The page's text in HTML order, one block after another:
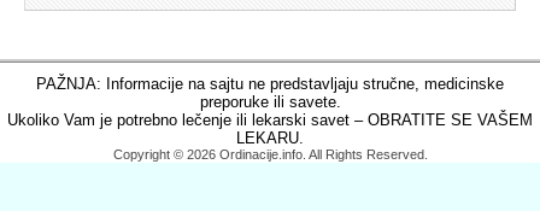
PAŽNJA: Informacije na sajtu ne predstavljaju stručne, medicinske
preporuke ili savete.
Ukoliko Vam je potrebno lečenje ili lekarski savet – OBRATITE SE VAŠEM
LEKARU.
Copyright © 2026 Ordinacije.info. All Rights Reserved.